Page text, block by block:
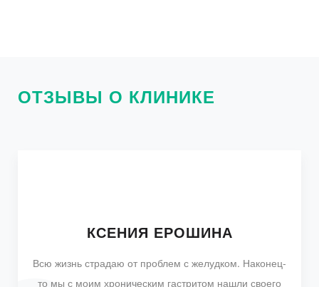
ОТЗЫВЫ О КЛИНИКЕ
КСЕНИЯ ЕРОШИНА
Всю жизнь страдаю от проблем с желудком. Наконец-
то мы с моим хроническим гастритом нашли своего
ИРИНА ВОЛКОВА
ОЛЬГА АЛЕКСЕЕВА
СВЕТЛАНА ДАВЫДОВА
КИРА БАБАЕВА